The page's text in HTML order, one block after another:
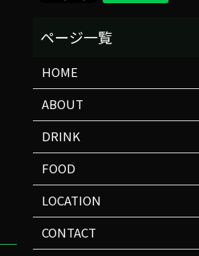
HOME
ABOUT
DRINK
FOOD
LOCATION
CONTACT